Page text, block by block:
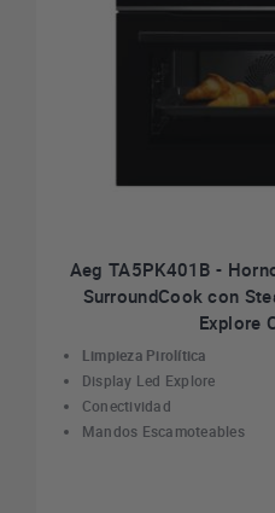
Aeg TA5PK401B -
SurroundCook con
Explore
Limpieza Pirolítica
Display Led Explore
Conectividad
Mandos Escamoteables